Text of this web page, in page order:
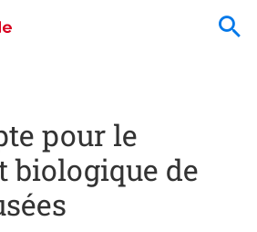
pour le
biologique de